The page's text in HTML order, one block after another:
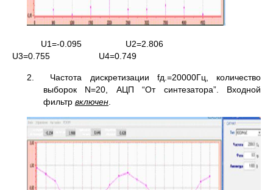
U1=-0.095 U2=2.806
U3=0.755 U4=0.749
2. Частота дискретизации fд.=20000Гц, количество
выборок N=20, АЦП “От синтезатора”. Входной
фильтр включен